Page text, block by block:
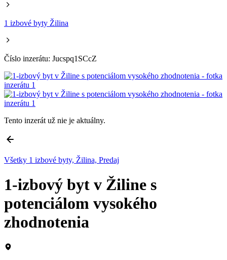
1 izbové byty Žilina
Číslo inzerátu: Jucspq1SCcZ
Tento inzerát už nie je aktuálny.
Všetky 1 izbové byty, Žilina, Predaj
1-izbový byt v Žiline s
potenciálom vysokého
zhodnotenia